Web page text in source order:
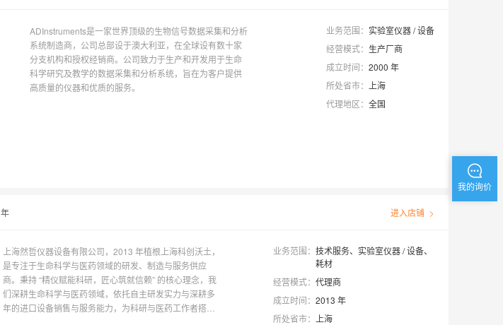
ADInstruments是一家世界顶级的生物信号数据采集和分析
系统制造商，公司总部设于澳大利亚，在全球设有数十家
分支机构和授权经销商。公司致力于生产和开发用于生命
科学研究及教学的数据采集和分析系统，旨在为客户提供
高质量的仪器和优质的服务。
业务范围： 实验室仪器 / 设备
经营模式： 生产厂商
成立时间： 2000 年
所处省市：
上海
代理地区： 全国
年 进入店铺
上海然哲仪器设备有限公司，2013 年植根上海科创沃土，
是专注于生命科学与医药领域的研发、制造与服务供应
商。秉持 “精仪赋能科研，匠心筑就信赖” 的核心理念，我
们深耕生命科学与医药领域，依托自主研发实力与深耕多
年的进口设备销售与服务能力，为科研与医药工作者搭建
业务范围： 技术服务、 实验室仪器 / 设备、
耗材
经营模式： 代理商
成立时间： 2013 年
所处省市：
上海
我的询价